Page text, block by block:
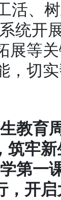
活、
统开
等
切
教育
筑牢
第一
，开